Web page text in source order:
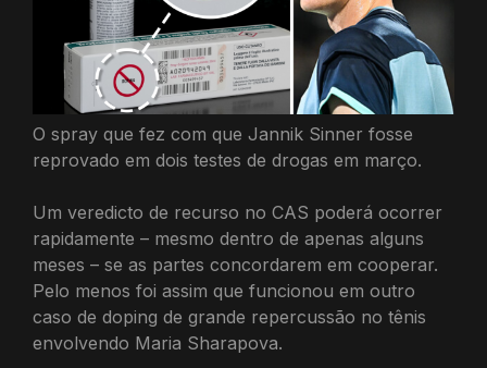
O spray que fez com que Jannik Sinner fosse
reprovado em dois testes de drogas em março.
Um veredicto de recurso no CAS poderá ocorrer
rapidamente – mesmo dentro de apenas alguns
meses – se as partes concordarem em cooperar.
Pelo menos foi assim que funcionou em outro
caso de doping de grande repercussão no tênis
envolvendo Maria Sharapova.